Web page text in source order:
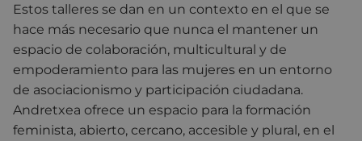
Estos talleres se dan en un contexto en el que se
hace más necesario que nunca el mantener un
espacio de colaboración, multicultural y de
empoderamiento para las mujeres en un entorno
de asociacionismo y participación ciudadana.
Andretxea ofrece un espacio para la formación
feminista, abierto, cercano, accesible y plural, en el